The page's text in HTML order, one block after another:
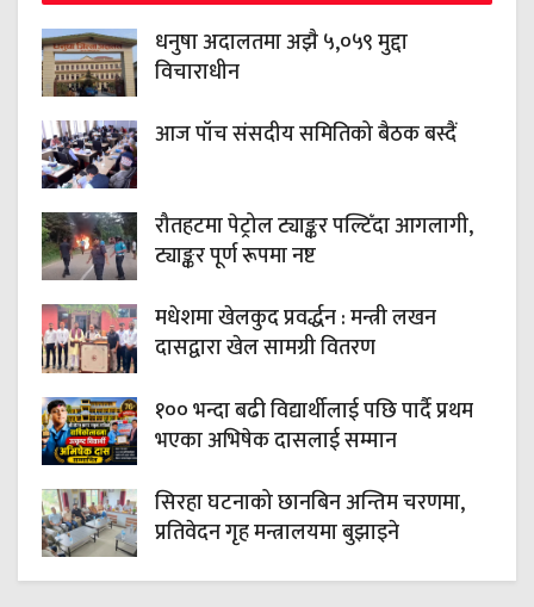
धनुषा अदालतमा अझै ५,०५९ मुद्दा
विचाराधीन
आज पाँच संसदीय समितिको बैठक बस्दैं
रौतहटमा पेट्रोल ट्याङ्कर पल्टिँदा आगलागी,
ट्याङ्कर पूर्ण रूपमा नष्ट
मधेशमा खेलकुद प्रवर्द्धन : मन्त्री लखन
दासद्वारा खेल सामग्री वितरण
१०० भन्दा बढी विद्यार्थीलाई पछि पार्दै प्रथम
भएका अभिषेक दासलाई सम्मान
सिरहा घटनाको छानबिन अन्तिम चरणमा,
प्रतिवेदन गृह मन्त्रालयमा बुझाइने